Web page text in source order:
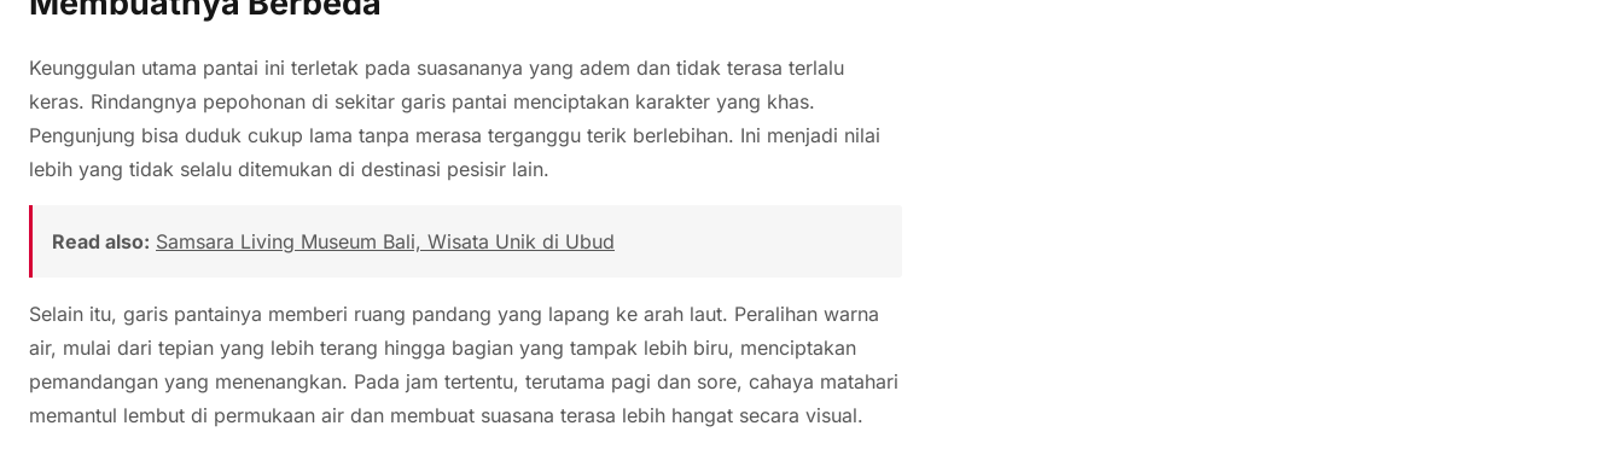
Keunggulan utama pantai ini terletak pada suasananya yang adem dan tidak terasa terlalu
keras. Rindangnya pepohonan di sekitar garis pantai menciptakan karakter yang khas.
Pengunjung bisa duduk cukup lama tanpa merasa terganggu terik berlebihan. Ini menjadi nilai
lebih yang tidak selalu ditemukan di destinasi pesisir lain.
Read also: Samsara Living Museum Bali, Wisata Unik di Ubud
Selain itu, garis pantainya memberi ruang pandang yang lapang ke arah laut. Peralihan warna
air, mulai dari tepian yang lebih terang hingga bagian yang tampak lebih biru, menciptakan
pemandangan yang menenangkan. Pada jam tertentu, terutama pagi dan sore, cahaya matahari
memantul lembut di permukaan air dan membuat suasana terasa lebih hangat secara visual.